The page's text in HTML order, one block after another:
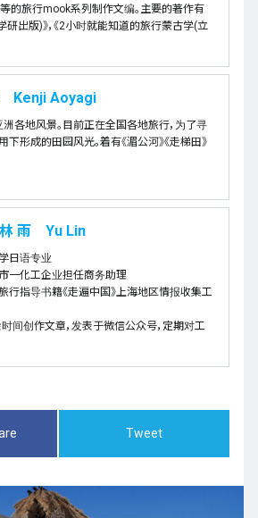
的旅行mook系列制作文编。主要的著作有
研出版)》，《2小时就能知道的旅行蒙古学(立
Kenji Aoyagi
各地风景。目前正在全国各地旅行，为了寻
形成的田园风光。着有《湄公河》《走梯田》
林 雨 Yu Lin
日语专业
一化工企业担任商务助理
行指导书籍《走遍中国》上海地区情报收集工
间创作文章，发表于微信公众号，定期对工
Tweet